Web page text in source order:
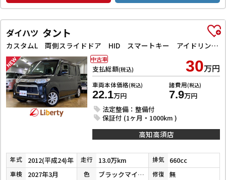
ダイハツ タント
カスタムL 両側スライドドア HID スマートキー アイドリングストップ 電動格納ミラー ベンチシート CVT 盗難防止システム ABS アルミホイール 衝突安全ボディ エアコン パワーステアリング
支払総額(税込) 30万円
車両本体価格(税込)
22.1万円
諸費用(税込)
7.9万円
法定整備：整備付
保証付 (1ヶ月・1000km )
中古車
高知高須店
年式 2012(平成24)年 走行 13.0万km 排気 660cc
車検 2027年3月 色 ブラックマイカメタリック 修復 無